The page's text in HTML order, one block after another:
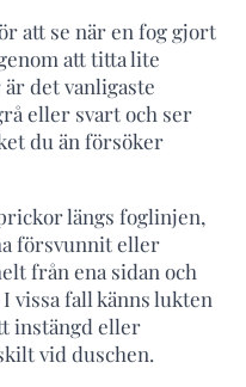
att se när en fog gjort
att titta lite
det vanligaste
eller svart och ser
du än försöker
längs foglinjen,
försvunnit eller
från ena sidan och
vissa fall känns lukten
instängd eller
vid duschen.